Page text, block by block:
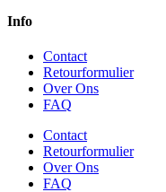
Info
Contact
Retourformulier
Over Ons
FAQ
Contact
Retourformulier
Over Ons
FAQ